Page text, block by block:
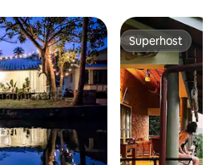
Superhost
Superhost